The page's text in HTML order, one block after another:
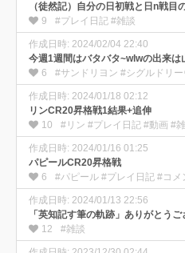
（徒然記）自分の日初戦と日n戦目
9
#プレイ日記 #雑談
作成日時: 2024/02/04 22:40
今週1週間はバタバタ~wlwの出来は
6
#サンドリヨン #シグルドリ
作成日時: 2024/01/18 02:12
リンCR20昇格戦1結果+追伸
10
#リン #プレイ日記 #動画 #
作成日時: 2024/01/16 01:25
パピールCR20昇格戦
6
#パピール #プレイ日記 #コメ
作成日時: 2024/01/13 22:56
「英知記す筆の軌跡」ありがとうご
12
#雑談